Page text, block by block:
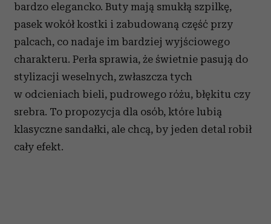
bardzo elegancko. Buty mają smukłą szpilkę,
pasek wokół kostki i zabudowaną część przy
palcach, co nadaje im bardziej wyjściowego
charakteru. Perła sprawia, że świetnie pasują do
stylizacji weselnych, zwłaszcza tych
w odcieniach bieli, pudrowego różu, błękitu czy
srebra. To propozycja dla osób, które lubią
klasyczne sandałki, ale chcą, by jeden detal robił
cały efekt.